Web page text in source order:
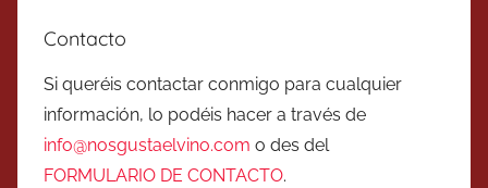
Contacto
Si queréis contactar conmigo para cualquier
información, lo podéis hacer a través de
info@nosgustaelvino.com o des del
FORMULARIO DE CONTACTO.